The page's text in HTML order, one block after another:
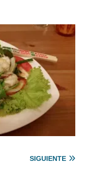
SIGUIENTE